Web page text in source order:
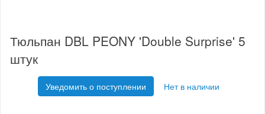
Тюльпан DBL PEONY 'Double Surprise' 5
штук
Уведомить о поступлении Нет в наличии